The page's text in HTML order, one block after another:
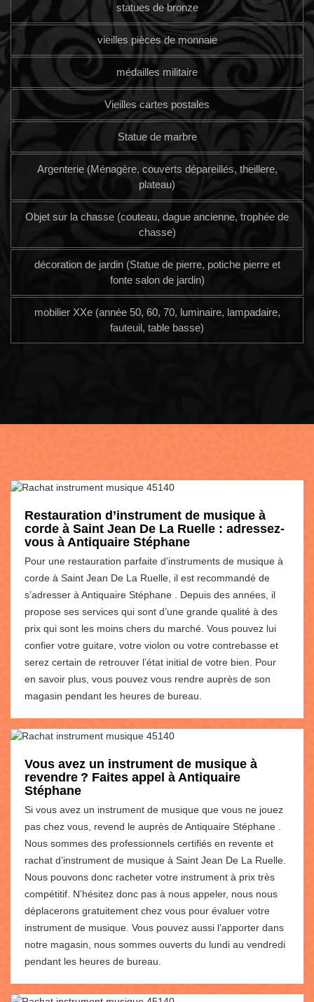
statues de bronze
vieilles pièces de monnaie
médailles militaire
Vieilles cartes postales
Statue de marbre
Argenterie (Ménagère, couverts dépareillés, theillere,
plateau)
Objet sur la chasse (couteau, dague ancienne, trophée de
chasse)
décoration de jardin (Statue de pierre, potiche pierre et
fonte salon de jardin)
mobilier XXe (année 50, 60, 70, luminaire, lampadaire,
fauteuil, table basse)
Restauration d’instrument de musique à
corde à Saint Jean De La Ruelle : adressez-
vous à Antiquaire Stéphane
Pour une restauration parfaite d’instruments de musique à
corde à Saint Jean De La Ruelle, il est recommandé de
s’adresser à Antiquaire Stéphane . Depuis des années, il
propose ses services qui sont d’une grande qualité à des
prix qui sont les moins chers du marché. Vous pouvez lui
confier votre guitare, votre violon ou votre contrebasse et
serez certain de retrouver l’état initial de votre bien. Pour
en savoir plus, vous pouvez vous rendre auprès de son
magasin pendant les heures de bureau.
Vous avez un instrument de musique à
revendre ? Faites appel à Antiquaire
Stéphane
Si vous avez un instrument de musique que vous ne jouez
pas chez vous, revend le auprès de Antiquaire Stéphane .
Nous sommes des professionnels certifiés en revente et
rachat d’instrument de musique à Saint Jean De La Ruelle.
Nous pouvons donc racheter votre instrument à prix très
compétitif. N’hésitez donc pas à nous appeler, nous nous
déplacerons gratuitement chez vous pour évaluer votre
instrument de musique. Vous pouvez aussi l’apporter dans
notre magasin, nous sommes ouverts du lundi au vendredi
pendant les heures de bureau.